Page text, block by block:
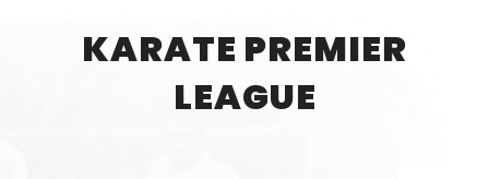
KARATE PREMIER
LEAGUE